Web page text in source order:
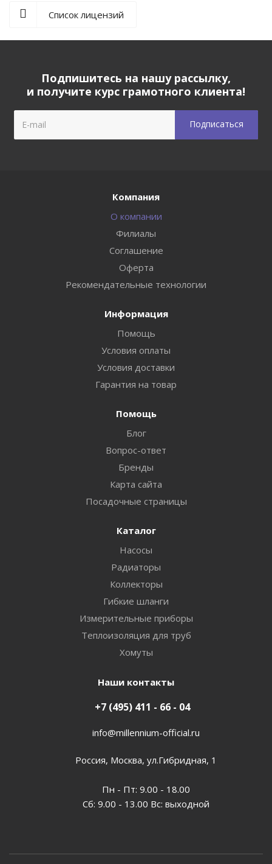
Список лицензий
Подпишитесь на нашу рассылку,
и получите курс грамотного клиента!
Компания
О компании
Филиалы
Соглашение
Оферта
Рекомендательные технологии
Информация
Помощь
Условия оплаты
Условия доставки
Гарантия на товар
Помощь
Блог
Вопрос-ответ
Бренды
Карта сайта
Посадочные страницы
Каталог
Насосы
Радиаторы
Коллекторы
Гибкие шланги
Измерительные приборы
Теплоизоляция для труб
Хомуты
Наши контакты
+7 (495) 411 - 66 - 04
info@millennium-official.ru
Россия, Москва, ул.Гибридная, 1
Пн - Пт: 9.00 - 18.00
Сб: 9.00 - 13.00 Вс: выходной